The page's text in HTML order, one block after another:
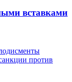
вставками